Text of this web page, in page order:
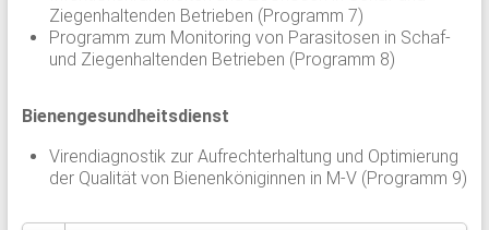
Ziegenhaltenden Betrieben (Programm 7)
Programm zum Monitoring von Parasitosen in Schaf-
und Ziegenhaltenden Betrieben (Programm 8)
Bienengesundheitsdienst
Virendiagnostik zur Aufrechterhaltung und Optimierung
der Qualität von Bienenköniginnen in M-V (Programm 9)